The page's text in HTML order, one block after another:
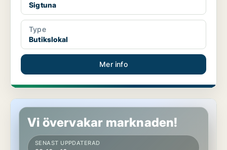
Sigtuna
Type
Butikslokal
Mer info
Butikslokal i Sigtuna
Vi övervakar marknaden!
SENAST UPPDATERAD